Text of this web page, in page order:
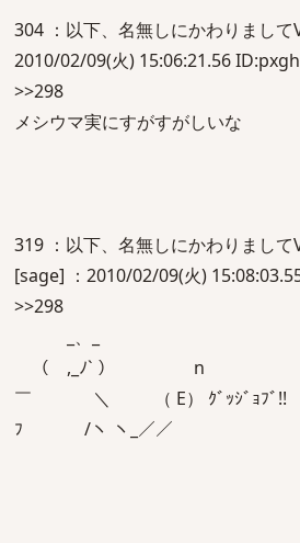
304 ：以下、名無しにかわりまして
2010/02/09(火) 15:06:21.56
>>298
メシウマ実にすがすがしいな
319 ：以下、名無しにかわりまして
[sage] ：2010/02/09(火)
>>298
_、_
（ ,_ﾉ` ） n
￣ ＼ （ E） ｸﾞｯｼﾞｮﾌﾞ!!
ﾌ /ヽ ヽ_／／